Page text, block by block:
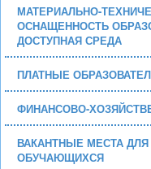
МАТЕРИАЛЬНО-
ОСНАЩЕННОСТЬ
ДОСТУПНАЯ СРЕДА
ПЛАТНЫЕ
ФИНАНСОВО-
ВАКАНТНЫЕ МЕСТА
ОБУЧАЮЩИХСЯ